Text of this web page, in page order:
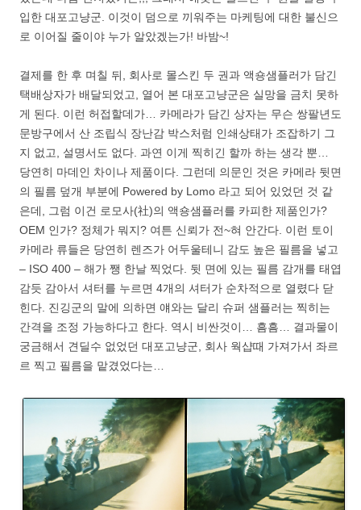
입한 대포고냥군. 이것이 덤으로 끼워주는 마케팅에 대한 불신으
로 이어질 줄이야 누가 알았겠는가! 바밤~!
결제를 한 후 며칠 뒤, 회사로 몰스킨 두 권과 액숑샘플러가 담긴
택배상자가 배달되었고, 열어 본 대포고냥군은 실망을 금치 못하
게 된다. 이런 허접할데가… 카메라가 담긴 상자는 무슨 쌍팔년도
문방구에서 산 조립식 장난감 박스처럼 인쇄상태가 조잡하기 그
지 없고, 설명서도 없다. 과연 이게 찍히긴 할까 하는 생각 뿐…
당연히 마데인 차이나 제품이다. 그런데 의문인 것은 카메라 뒷면
의 필름 덮개 부분에 Powered by Lomo 라고 되어 있었던 것 같
은데, 그럼 이건 로모사(社)의 액숑샘플러를 카피한 제품인가?
OEM 인가? 정체가 뭐지? 여튼 신뢰가 전~혀 안간다. 이런 토이
카메라 류들은 당연히 렌즈가 어두울테니 감도 높은 필름을 넣고
– ISO 400 – 해가 쨍 한날 찍었다. 뒷 면에 있는 필름 감개를 태엽
감듯 감아서 셔터를 누르면 4개의 셔터가 순차적으로 열렸다 닫
힌다. 진깅군의 말에 의하면 얘와는 달리 슈퍼 샘플러는 찍히는
간격을 조정 가능하다고 한다. 역시 비싼것이… 흠흠… 결과물이
궁금해서 견딜수 없었던 대포고냥군, 회사 웍샵때 가져가서 좌르
르 찍고 필름을 맡겼었다는…